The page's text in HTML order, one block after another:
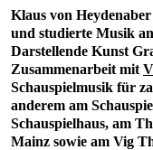
Klaus von
und studierte Musik
Darstellende Kunst
Zusammenarbeit mit
Schauspielmusik für
anderem am
Schauspielhaus, am
Mainz sowie am Vig